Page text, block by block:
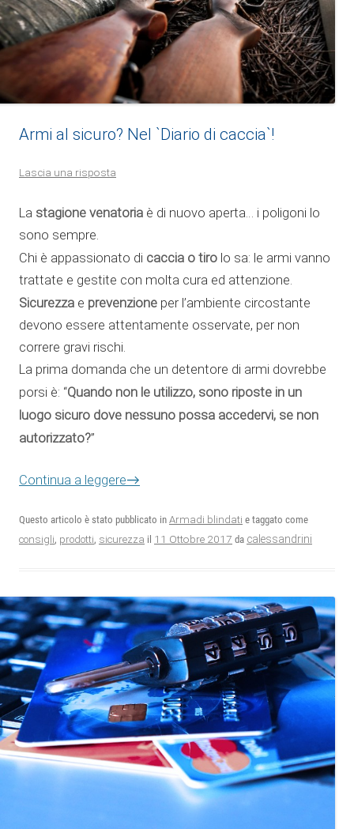
Armi al sicuro? Nel `Diario di caccia`!
Lascia una risposta
La stagione venatoria è di nuovo aperta… i poligoni lo
sono sempre.
Chi è appassionato di caccia o tiro lo sa: le armi vanno
trattate e gestite con molta cura ed attenzione.
Sicurezza e prevenzione per l’ambiente circostante
devono essere attentamente osservate, per non
correre gravi rischi.
La prima domanda che un detentore di armi dovrebbe
porsi è: “Quando non le utilizzo, sono riposte in un
luogo sicuro dove nessuno possa accedervi, se non
autorizzato?”
Continua a leggere→
Questo articolo è stato pubblicato in Armadi blindati e taggato come
consigli, prodotti, sicurezza il 11 Ottobre 2017 da calessandrini